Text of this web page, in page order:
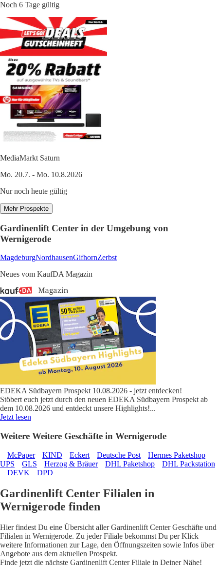
Noch 6 Tage gültig
MediaMarkt Saturn
Mo. 20.7. - Mo. 10.8.2026
Nur noch heute gültig
Mehr Prospekte
Gardinenlift Center in der Umgebung von
Wernigerode
MagdeburgNordhausenGifhornZerbst
Neues vom KaufDA Magazin
EDEKA Südbayern Prospekt 10.08.2026 - jetzt entdecken!
Stöbert euch jetzt durch den neuen EDEKA Südbayern Prospekt ab
dem 10.08.2026 und entdeckt unsere Highlights!...
Jetzt lesen
Weitere Weitere Geschäfte in Wernigerode
McPaper KIND Eckert Deutsche Post
Hermes Paketshop
UPS
GLS Herzog & Bräuer DHL Paketshop
DHL Packstation
DEVK
DPD
Gardinenlift Center Filialen in
Wernigerode finden
Hier findest Du eine Übersicht aller Gardinenlift Center Geschäfte und
Filialen in Wernigerode. Zu jeder Filiale bekommst Du per Klick
weitere Informationen zur Lage, den Öffnungszeiten sowie Infos über
Angebote aus dem aktuellen Prospekt.
Finde jetzt die nächste Gardinenlift Center Filiale in Deiner Nähe!